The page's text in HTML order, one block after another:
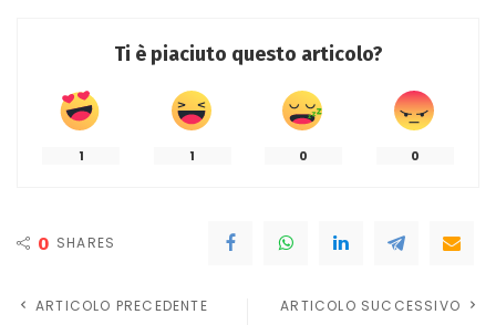
Ti è piaciuto questo articolo?
1 1 0 0
0 SHARES
ARTICOLO PRECEDENTE ARTICOLO SUCCESSIVO